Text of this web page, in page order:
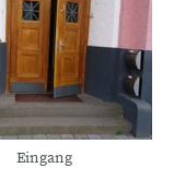
Eingang